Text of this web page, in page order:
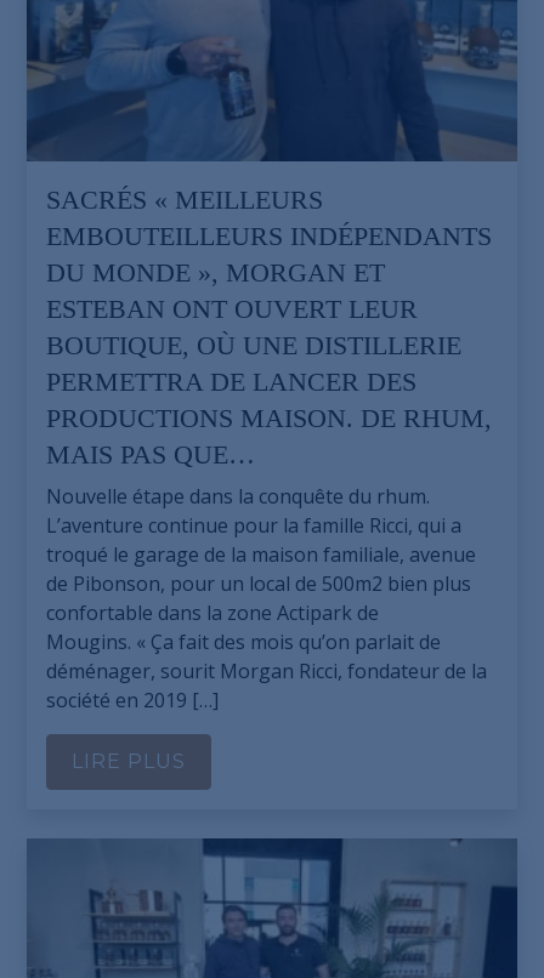
SACRÉS « MEILLEURS
EMBOUTEILLEURS INDÉPENDANTS
DU MONDE », MORGAN ET
ESTEBAN ONT OUVERT LEUR
BOUTIQUE, OÙ UNE DISTILLERIE
PERMETTRA DE LANCER DES
PRODUCTIONS MAISON. DE RHUM,
MAIS PAS QUE…
Nouvelle étape dans la conquête du rhum.
L’aventure continue pour la famille Ricci, qui a
troqué le garage de la maison familiale, avenue
de Pibonson, pour un local de 500m2 bien plus
confortable dans la zone Actipark de
Mougins. « Ça fait des mois qu’on parlait de
déménager, sourit Morgan Ricci, fondateur de la
société en 2019 […]
LIRE PLUS